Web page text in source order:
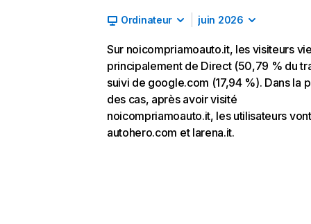
Ordinateur juin 2026
Sur noicompriamoauto.it, les visiteurs
principalement de Direct (50,79 % du
suivi de google.com (17,94 %). Dans la
des cas, après avoir visité
noicompriamoauto.it, les utilisateurs
autohero.com et larena.it.